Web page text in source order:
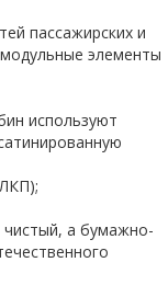
пассажирских и
элементы
используют
чистый, а бумажно-